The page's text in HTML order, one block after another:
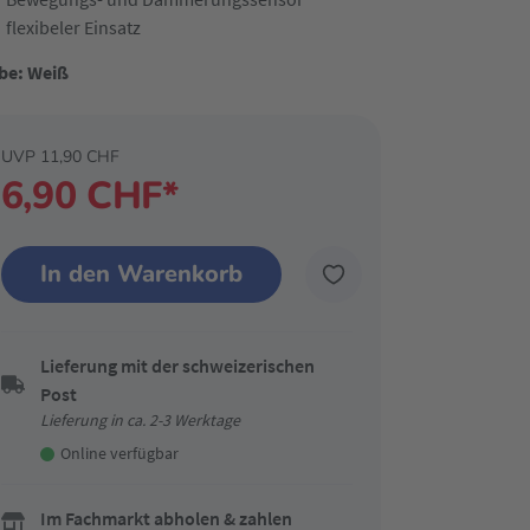
flexibeler Einsatz
Weiß
6,90 CHF*
UVP 11,90 CHF
In den Warenkorb
Lieferung mit der schweizerischen
Post
Lieferung in ca. 2-3 Werktage
Online verfügbar
Im Fachmarkt abholen & zahlen